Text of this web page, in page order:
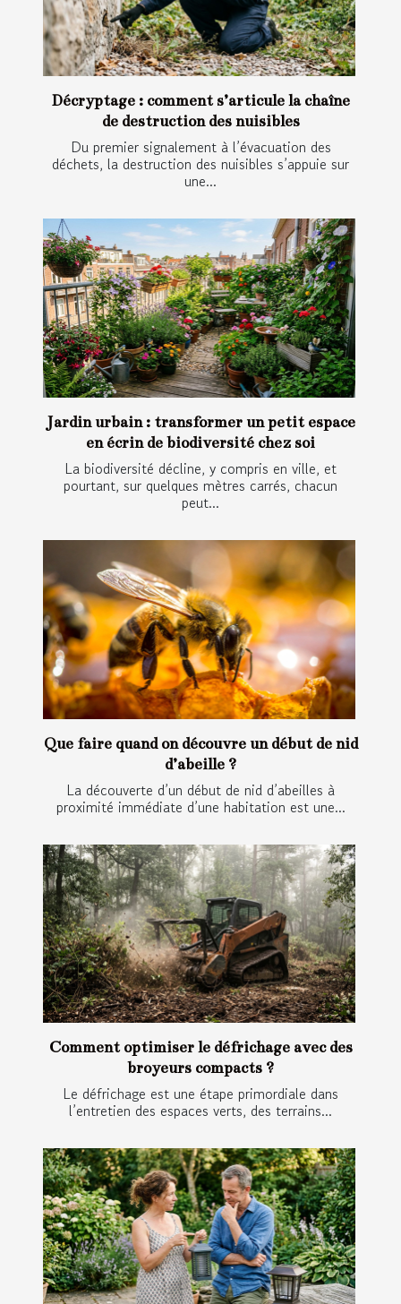
Décryptage : comment s’articule la chaîne
de destruction des nuisibles
Du premier signalement à l’évacuation des
déchets, la destruction des nuisibles s’appuie sur
une...
Jardin urbain : transformer un petit espace
en écrin de biodiversité chez soi
La biodiversité décline, y compris en ville, et
pourtant, sur quelques mètres carrés, chacun
peut...
Que faire quand on découvre un début de nid
d’abeille ?
La découverte d’un début de nid d’abeilles à
proximité immédiate d’une habitation est une...
Comment optimiser le défrichage avec des
broyeurs compacts ?
Le défrichage est une étape primordiale dans
l’entretien des espaces verts, des terrains...